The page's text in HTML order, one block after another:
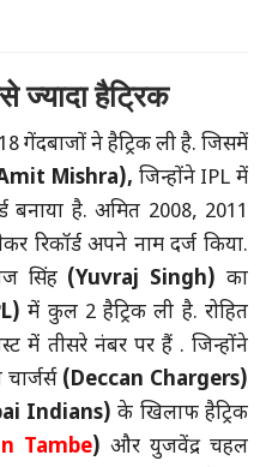
ज्यादा हैट्रिक
गेंदबाजों ने हैट्रिक ली है. जिसमें
Mishra), जिन्होंने IPL में
बनाया है. अमित 2008, 2011
रिकॉर्ड अपने नाम दर्ज किया.
सिंह (Yuvraj Singh) का
में कुल 2 हैट्रिक ली है. रोहित
में तीसरे नंबर पर हैं . जिन्होंने
(Deccan Chargers)
Indians) के खिलाफ हैट्रिक
Tambe) और युजवेंद्र चहल